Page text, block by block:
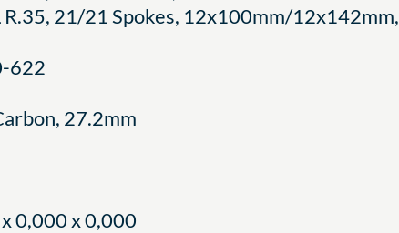
R.35, 21/21 Spokes, 12x100mm/12x142mm,
622
27.2mm
0,000 x 0,000